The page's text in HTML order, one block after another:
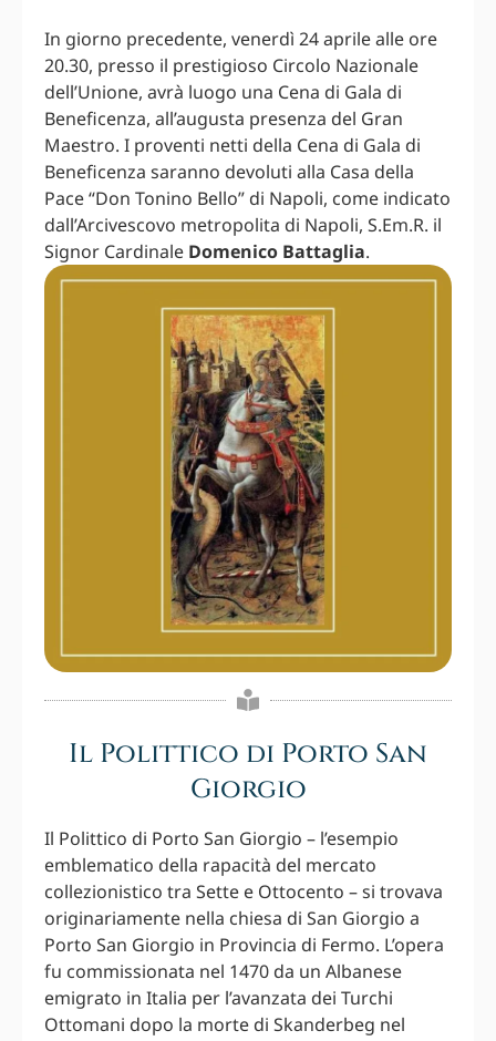
In giorno precedente, venerdì 24 aprile alle ore
20.30, presso il prestigioso Circolo Nazionale
dell’Unione, avrà luogo una Cena di Gala di
Beneficenza, all’augusta presenza del Gran
Maestro. I proventi netti della Cena di Gala di
Beneficenza saranno devoluti alla Casa della
Pace “Don Tonino Bello” di Napoli, come indicato
dall’Arcivescovo metropolita di Napoli, S.Em.R. il
Signor Cardinale Domenico Battaglia.
Il Polittico di Porto San
Giorgio
Il Polittico di Porto San Giorgio – l’esempio
emblematico della rapacità del mercato
collezionistico tra Sette e Ottocento – si trovava
originariamente nella chiesa di San Giorgio a
Porto San Giorgio in Provincia di Fermo. L’opera
fu commissionata nel 1470 da un Albanese
emigrato in Italia per l’avanzata dei Turchi
Ottomani dopo la morte di Skanderbeg nel